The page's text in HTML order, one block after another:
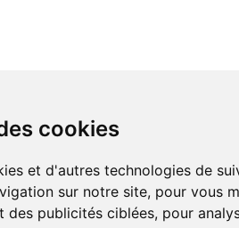
cookies
et d'autres technologies de
sur notre site, pour vous
des publicités ciblées, pour